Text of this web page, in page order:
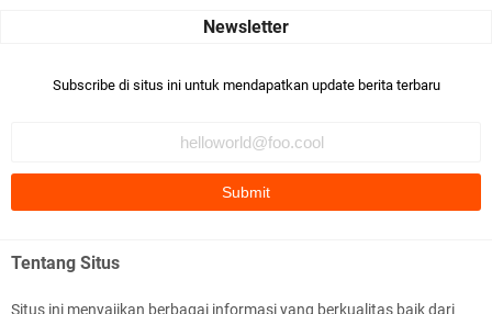
Bismillaah semoga pembuat artikel Alloh berikan pemahaman yg
Ada sejumlah pertanyaan kepada Anda dan jawablah dengan
Subscribe di situs ini untuk mendapatkan update berita terbaru
Tentang Situs
Situs ini menyajikan berbagai informasi yang berkualitas baik dari